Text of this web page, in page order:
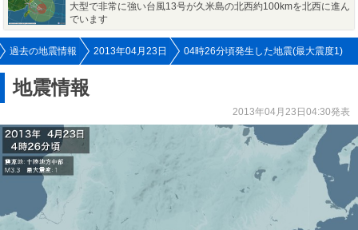
大型で非常に強い台風13号が久米島の北西約100kmを北西に進ん
でいます
過去の地震情報 2013年04月23日 04時26分頃発生した地震(最大震度1)
地震情報
2013年04月23日04:30発表